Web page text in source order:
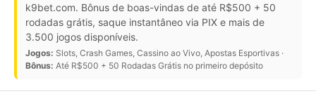
k9bet.com. Bônus de boas-vindas de até R$500 + 50
rodadas grátis, saque instantâneo via PIX e mais de
3.500 jogos disponíveis.
Jogos: Slots, Crash Games, Cassino ao Vivo, Apostas Esportivas ·
Bônus: Até R$500 + 50 Rodadas Grátis no primeiro depósito